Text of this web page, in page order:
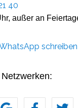
40
außer an
schreiben